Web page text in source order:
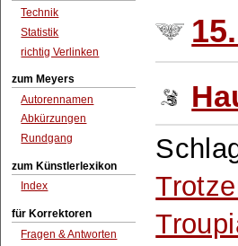
Technik
Statistik
richtig Verlinken
zum Meyers
Autorennamen
Abkürzungen
Rundgang
zum Künstlerlexikon
Index
für Korrektoren
Fragen & Antworten